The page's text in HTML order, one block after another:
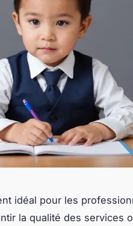
idéal pour les
la qualité des services